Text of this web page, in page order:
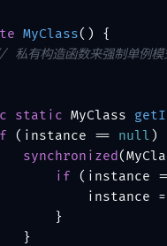
MyClass()
{
私有构造函数来强制单例模
static MyClass
(instance == null )
synchronized
if (instance
instance =
}
}